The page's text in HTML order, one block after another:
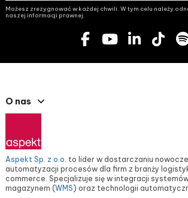
Możesz zrezygnować w każdej chwili. W tym celu należy
naszej informacji prawnej.
O nas
Aspekt Sp. z o.o. to lider w dostarczaniu
automatyzacji procesów dla firm z branży
commerce. Specjalizuje się w integracji
magazynem (WMS) oraz technologii